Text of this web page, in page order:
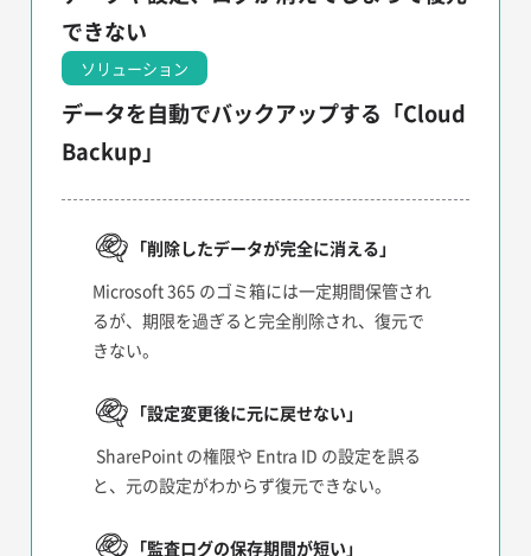
できない
ソリューション
データを自動でバックアップする「Cloud
Backup」
「削除したデータが完全に消える」
Microsoft 365 のゴミ箱には一定期間保管され
るが、期限を過ぎると完全削除され、復元で
きない。
「設定変更後に元に戻せない」
SharePoint の権限や Entra ID の設定を誤る
と、元の設定がわからず復元できない。
「監査ログの保存期間が短い」